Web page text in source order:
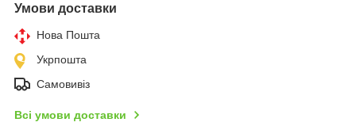
Умови доставки
Нова Пошта
Укрпошта
Самовивіз
Всі умови доставки